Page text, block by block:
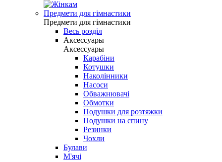
Предмети для гімнастики
Предмети для гімнастики
Весь розділ
Аксессуары
Аксессуары
Карабіни
Котушки
Наколінники
Насоси
Обважнювачі
Обмотки
Подушки для розтяжки
Подушки на спину
Резинки
Чохли
Булави
М'ячі